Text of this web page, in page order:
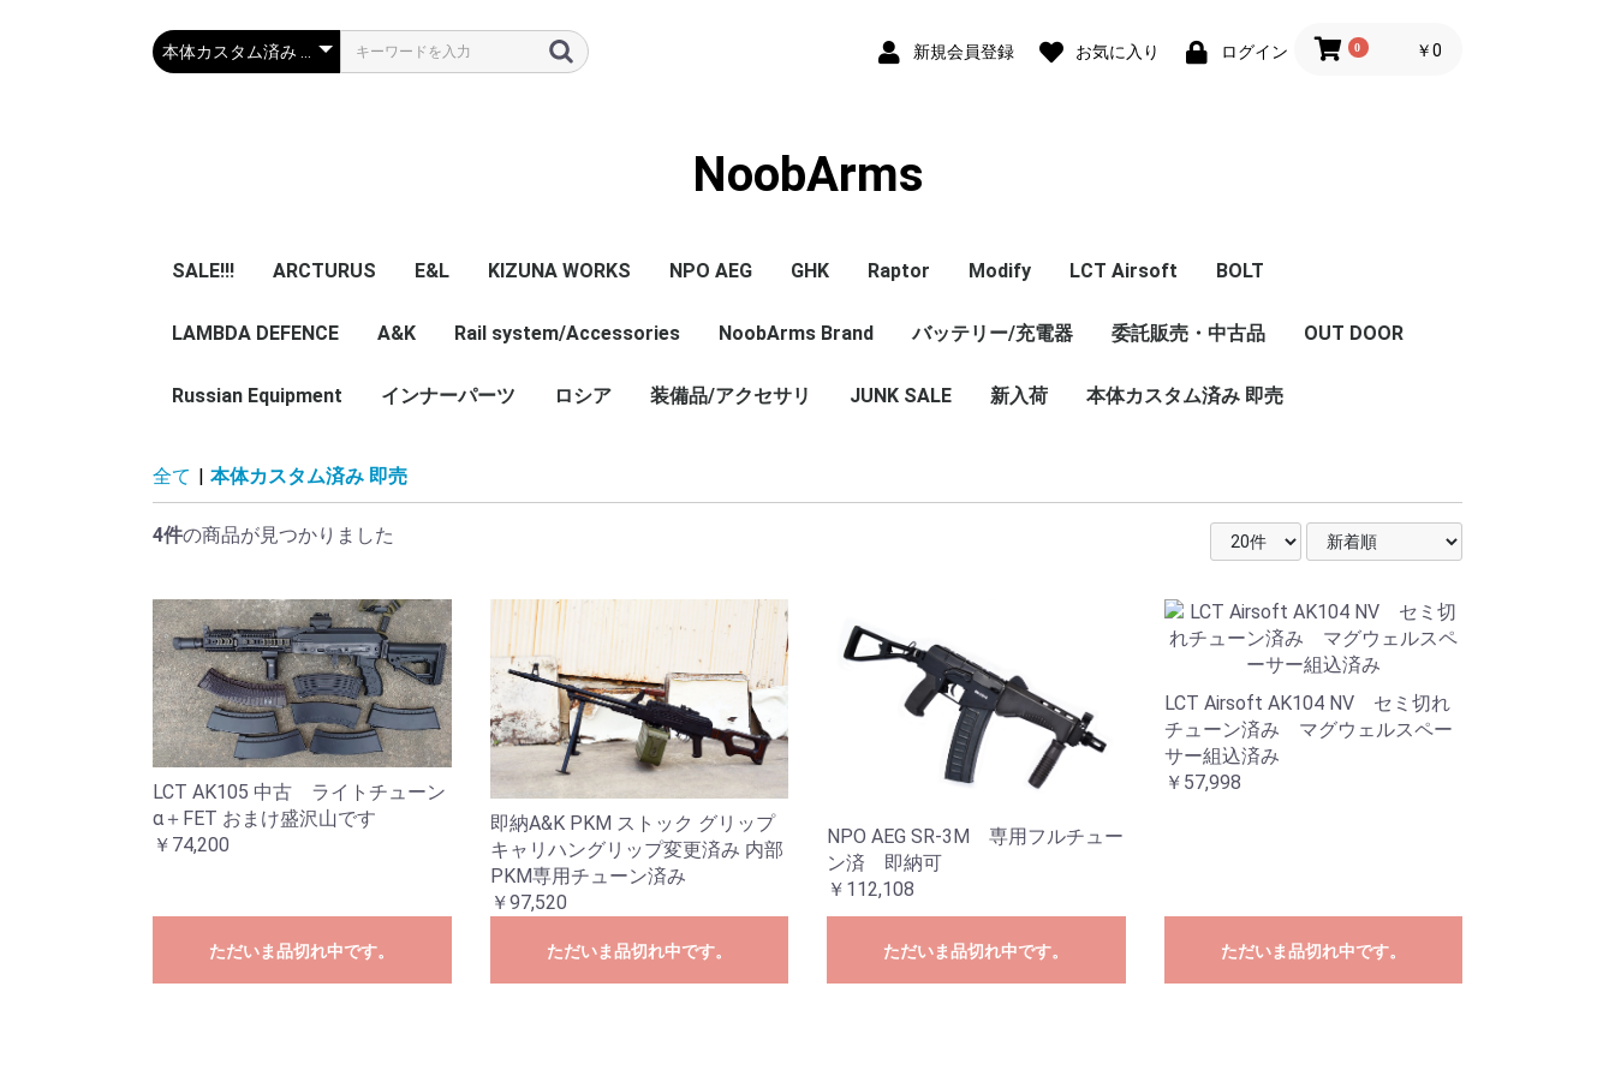
新規会員登録 お気に入り ログイン 0 ￥0
NoobArms
SALE!!! ARCTURUS
マガジン
エアガン本体
E&L
パーツ
マガジン
エアガン本体
KIZUNA WORKS
GBB PISTOL本体
レール/アクセサリー
マガジン
アクセサリー
NPO AEG
NPO内部カスタム
エアガン本体
マガジン
パーツ
その他
GHK
GHK GBB 本体
CO2マガジン
パーツ
Raptor
エアガン本体
パーツ
Modify
エアガン本体
マガジン
パーツ
LCT Airsoft
エアガン本体
フロントキット
コンバージョンキット
マガジン
Z Series Parts
ハンドガード/グリッ
セット
ストック
グリップ
ハンドガード/レイル
フロント周辺パーツ
レシーバー周辺パーツ
インナーパーツ
内部カスタム
LCT 限定商品
BOLT
LAMBDA DEFENCE A&K
エアガン本体
エアガン本体
パーツ
Rail system/Accessories
KIZUNA WORKS
TWI
NB
ZENITCO
TM ZENITCO
CORE Airsoft
ASURA DYNAMICS
5ku
NoobArms Brand
Original sticker
Original item
Vintage・Weathering
AK Custom
バッテリー/充電器 委託販売・中古品 OUT DOOR
Russian Equipment
Pouch
加工済
用加工済
インナーパーツ ロシア 装備品/アクセサリ JUNK SALE 新入荷 本体カスタム済み 即売
全て | 本体カスタム済み 即売
4件の商品が見つかりました
LCT AK105 中古 ライトチューン
α＋FET おまけ盛沢山です
￥74,200
ただいま品切れ中です。
即納A&K PKM ストック グリップ
キャリハングリップ変更済み 内部
PKM専用チューン済み
￥97,520
ただいま品切れ中です。
NPO AEG SR-3M 専用フルチュー
ン済 即納可
￥112,108
ただいま品切れ中です。
LCT Airsoft AK104 NV セミ切れ
チューン済み マグウェルスペー
サー組込済み
￥57,998
ただいま品切れ中です。